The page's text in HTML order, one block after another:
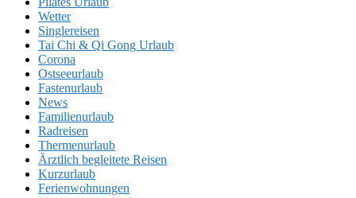
Wetter
Singlereisen
Tai Chi & Qi Gong Urlaub
Corona
Ostseeurlaub
Fastenurlaub
News
Familienurlaub
Radreisen
Thermenurlaub
Ärztlich begleitete Reisen
Kurzurlaub
Ferienwohnungen